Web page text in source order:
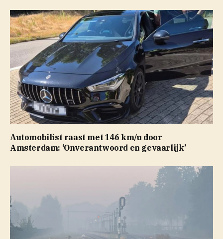
Automobilist raast met 146 km/u door
Amsterdam: ‘Onverantwoord en gevaarlijk’